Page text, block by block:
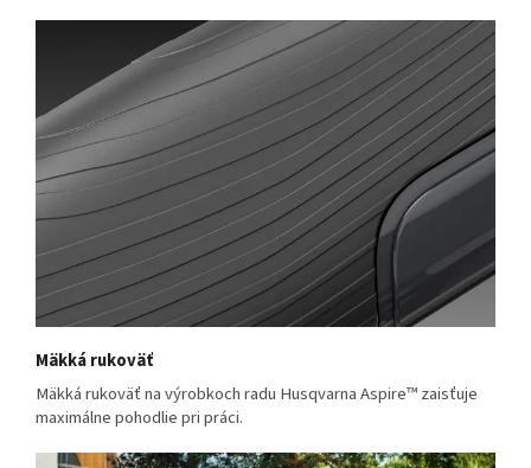
Mäkká rukoväť
Mäkká rukoväť na výrobkoch radu Husqvarna Aspire™ zaisťuje
maximálne pohodlie pri práci.